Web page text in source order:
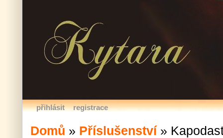
přihlásit registrace
Domů » Příslušenství»